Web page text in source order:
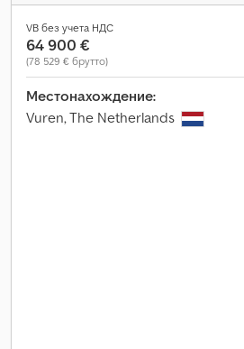
VB без учета НДС
64 900 €
(78 529 € брутто)
Местонахождение:
Vuren, The Netherlands